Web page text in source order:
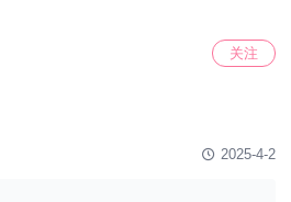
关注
2025-4-2